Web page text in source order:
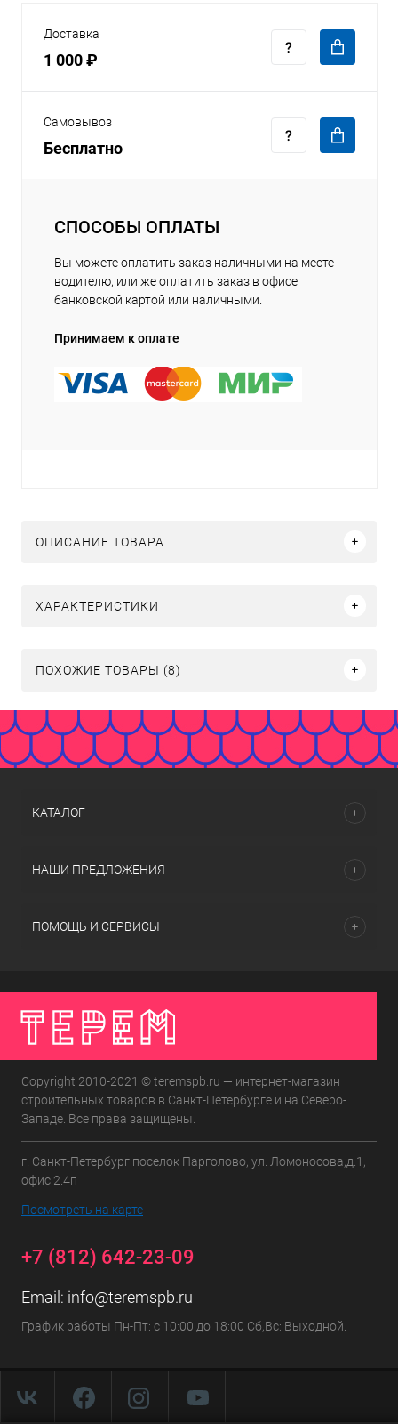
Доставка
1 000 ₽
Самовывоз
Бесплатно
СПОСОБЫ ОПЛАТЫ
Вы можете оплатить заказ наличными на месте
водителю, или же оплатить заказ в офисе
банковской картой или наличными.
Принимаем к оплате
ОПИСАНИЕ ТОВАРА
ХАРАКТЕРИСТИКИ
ПОХОЖИЕ ТОВАРЫ (8)
КАТАЛОГ
НАШИ ПРЕДЛОЖЕНИЯ
ПОМОЩЬ И СЕРВИСЫ
Copyright 2010-2021 © teremspb.ru — интернет-магазин
строительных товаров в Санкт-Петербурге и на Северо-
Западе. Все права защищены.
г. Санкт-Петербург поселок Парголово, ул. Ломоносова,д.1,
офис 2.4п
Посмотреть на карте
+7 (812) 642-23-09
Email: info@teremspb.ru
График работы Пн-Пт: с 10:00 до 18:00 Сб,Вс: Выходной.